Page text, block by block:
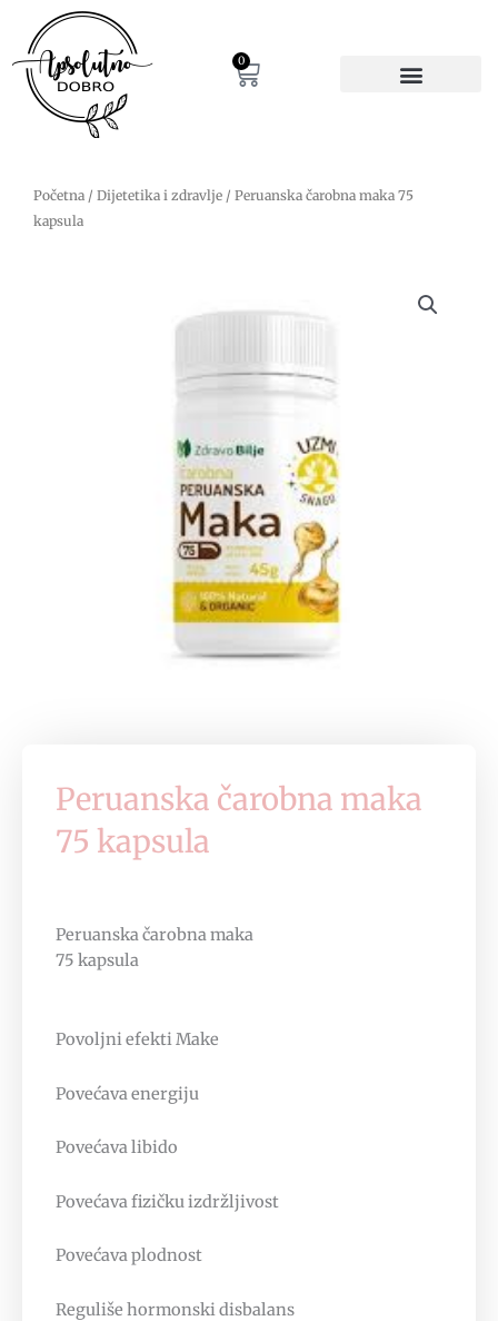
sadržaj
0
Cart
Početna / Dijetetika i zdravlje / Peruanska čarobna maka 75
kapsula
Peruanska čarobna maka
75 kapsula
Peruanska čarobna maka
75 kapsula
Povoljni efekti Make
Povećava energiju
Povećava libido
Povećava fizičku izdržljivost
Povećava plodnost
Reguliše hormonski disbalans